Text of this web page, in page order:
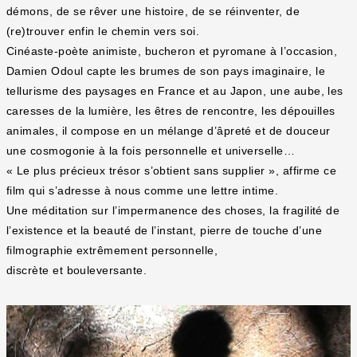
démons, de se rêver une histoire, de se réinventer, de
(re)trouver enfin le chemin vers soi.
Cinéaste-poète animiste, bucheron et pyromane à l’occasion,
Damien Odoul capte les brumes de son pays imaginaire, le
tellurisme des paysages en France et au Japon, une aube, les
caresses de la lumière, les êtres de rencontre, les dépouilles
animales, il compose en un mélange d’âpreté et de douceur
une cosmogonie à la fois personnelle et universelle…
« Le plus précieux trésor s’obtient sans supplier », affirme ce
film qui s’adresse à nous comme une lettre intime.
Une méditation sur l’impermanence des choses, la fragilité de
l’existence et la beauté de l’instant, pierre de touche d’une
filmographie extrêmement personnelle,
discrète et bouleversante.